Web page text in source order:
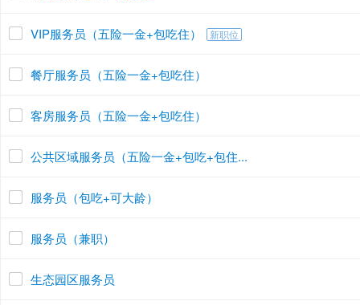
VIP服务员（五险一金+包吃住） 新职位
餐厅服务员（五险一金+包吃住）
客房服务员（五险一金+包吃住）
公共区域服务员（五险一金+包吃+包住...
服务员（包吃+可大龄）
服务员（兼职）
生态园区服务员